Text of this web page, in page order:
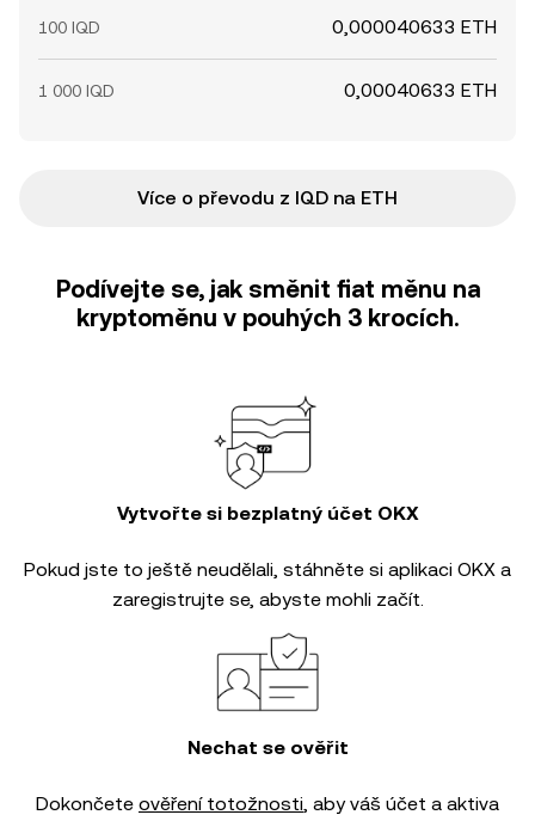
100 IQD 0,000040633 ETH
1 000 IQD 0,00040633 ETH
Více o převodu z IQD na ETH
Podívejte se, jak směnit fiat měnu na
kryptoměnu v pouhých 3 krocích.
Vytvořte si bezplatný účet OKX
Pokud jste to ještě neudělali, stáhněte si aplikaci OKX a
zaregistrujte se, abyste mohli začít.
Nechat se ověřit
Dokončete ověření totožnosti, aby váš účet a aktiva